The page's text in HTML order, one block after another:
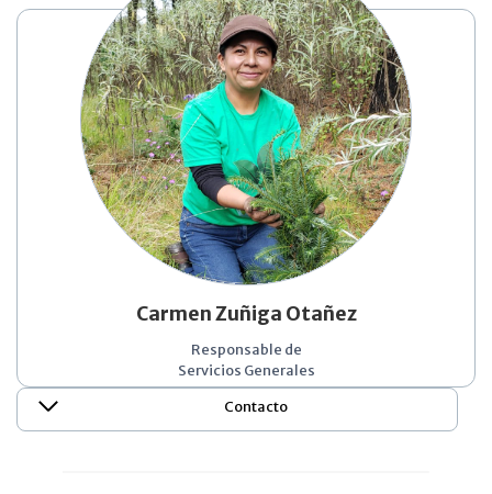
Carmen Zuñiga Otañez
Responsable de
Servicios Generales
Contacto